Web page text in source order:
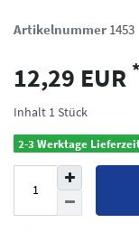
Artikelnummer 1453
12,29 EUR *
Inhalt 1 Stück
2-3 Werktage